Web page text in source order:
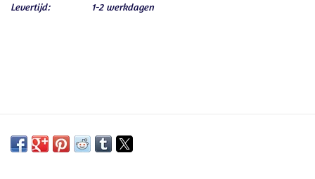
Levertijd:
1-2 werkdagen